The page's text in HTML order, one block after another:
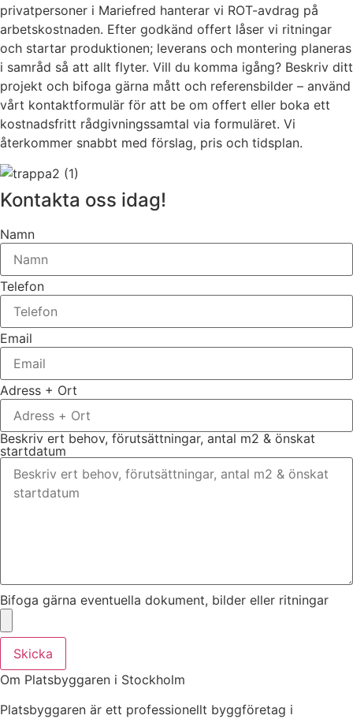
privatpersoner i Mariefred hanterar vi ROT-avdrag på
arbetskostnaden. Efter godkänd offert låser vi ritningar
och startar produktionen; leverans och montering planeras
i samråd så att allt flyter. Vill du komma igång? Beskriv ditt
projekt och bifoga gärna mått och referensbilder – använd
vårt kontaktformulär för att be om offert eller boka ett
kostnadsfritt rådgivningssamtal via formuläret. Vi
återkommer snabbt med förslag, pris och tidsplan.
Kontakta oss idag!
Namn
Telefon
Email
Adress + Ort
Beskriv ert behov, förutsättningar, antal m2 & önskat
startdatum
Bifoga gärna eventuella dokument, bilder eller ritningar
Skicka
Om Platsbyggaren i Stockholm
Platsbyggaren är ett professionellt byggföretag i